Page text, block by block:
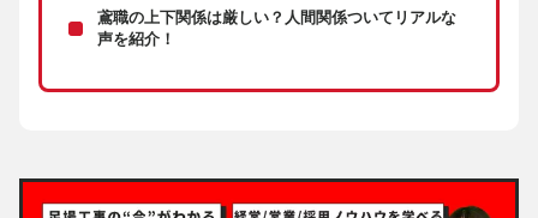
鳶職の上下関係は厳しい？人間関係ついてリアルな
声を紹介！